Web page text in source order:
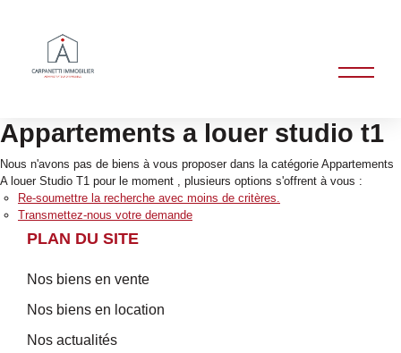
Appartements a louer studio t1
Nous n'avons pas de biens à vous proposer dans la catégorie Appartements
A louer Studio T1 pour le moment , plusieurs options s'offrent à vous :
Re-soumettre la recherche avec moins de critères.
Transmettez-nous votre demande
PLAN DU SITE
Nos biens en vente
Nos biens en location
Nos actualités